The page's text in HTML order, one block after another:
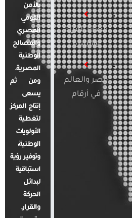
قضايا المرأة
والأسرة
مصر والعالم
في أرقام
بالأمن
القومي
المصري
والمصالح
الوطنية
المصرية.
ومن ثم
يسعى
إنتاج المركز
لتغطية
الأولويات
الوطنية،
وتوفير رؤية
استباقية
لبدائل
الحركة
والقرار.